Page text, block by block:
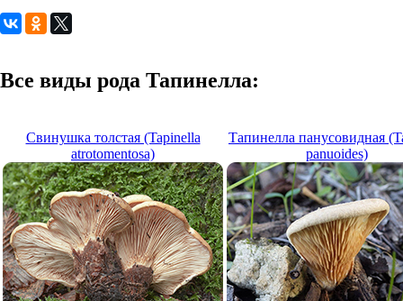
Все виды рода Тапинелла:
Свинушка толстая (Tapinella
atrotomentosa)
Тапинелла панусовидная
panuoides)